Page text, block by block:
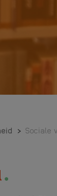
> Sociale
.